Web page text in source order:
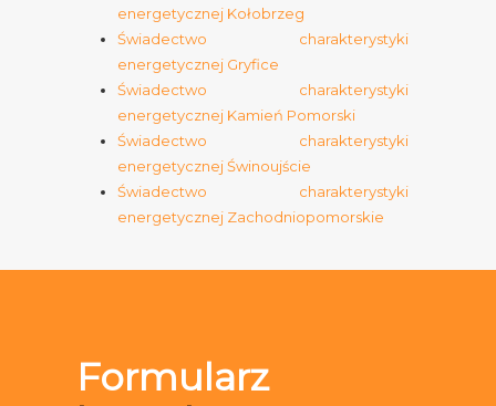
Formularz
energetycznej Kołobrzeg
Świadectwo charakterystyki
energetycznej Gryfice
Świadectwo charakterystyki
energetycznej Kamień Pomorski
Świadectwo charakterystyki
energetycznej Świnoujście
Świadectwo charakterystyki
energetycznej Zachodniopomorskie